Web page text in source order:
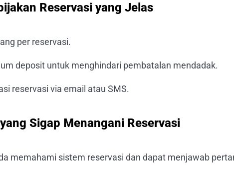
Reservasi yang Jelas
per reservasi.
deposit untuk menghindari pembatalan mendadak.
reservasi via email atau SMS.
Sigap Menangani Reservasi
memahami sistem reservasi dan dapat menjawab